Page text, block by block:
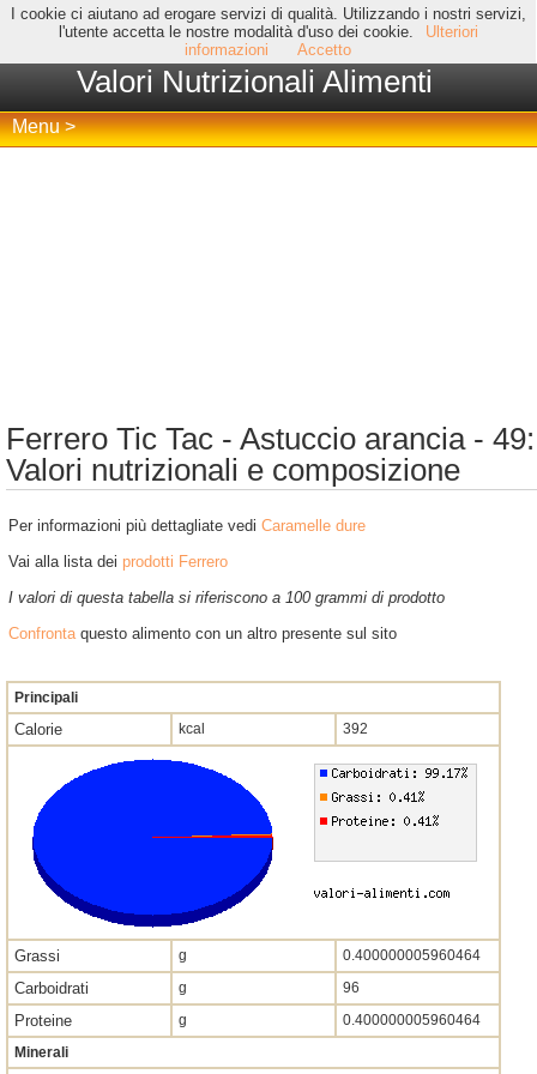
I cookie ci aiutano ad erogare servizi di qualità. Utilizzando i nostri servizi,
l'utente accetta le nostre modalità d'uso dei cookie.
Ulteriori
informazioni
Accetto
Valori Nutrizionali Alimenti
Menu >
Ferrero Tic Tac - Astuccio arancia - 49:
Valori nutrizionali e composizione
Per informazioni più dettagliate vedi Caramelle dure
Vai alla lista dei prodotti Ferrero
I valori di questa tabella si riferiscono a 100 grammi di prodotto
Confrontaquesto alimento con un altro presente sul sito
Principali
Calorie kcal 392
Grassi g 0.400000005960464
Carboidrati g 96
Proteine g
0.400000005960464
Minerali